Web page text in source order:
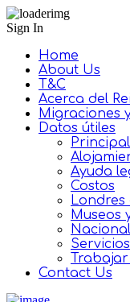
Sign In
Home
About Us
T&C
Acerca del
Migraciones
Datos útiles
Ayuda
Costos
Londres
Museos
Contact Us